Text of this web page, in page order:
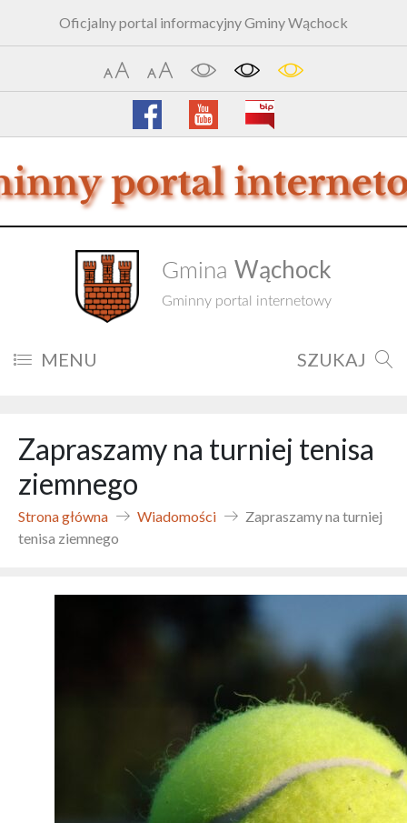
Oficjalny portal informacyjny Gminy Wąchock
Gmina Wąchock
Gminny portal internetowy
MENU SZUKAJ
Zapraszamy na turniej tenisa
ziemnego
Strona główna Wiadomości
Zapraszamy na turniej
tenisa ziemnego